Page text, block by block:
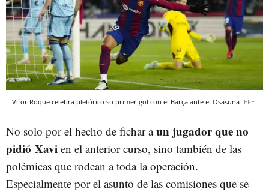
Vitor Roque celebra pletórico su primer gol con el Barça ante el Osasuna EFE
No solo por el hecho de fichar aun jugador que no
pidió Xavi en el anterior curso, sino también de las
polémicas que rodean a toda la operación.
Especialmente por el asunto de las comisiones que se